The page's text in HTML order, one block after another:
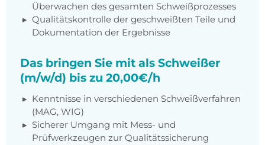
Überwachen des gesamten Schweißprozesses
Qualitätskontrolle der geschweißten Teile und
Dokumentation der Ergebnisse
Das bringen Sie mit als Schweißer
(m/w/d) bis zu 20,00€/h
Kenntnisse in verschiedenen Schweißverfahren
(MAG, WIG)
Sicherer Umgang mit Mess- und
Prüfwerkzeugen zur Qualitätssicherung